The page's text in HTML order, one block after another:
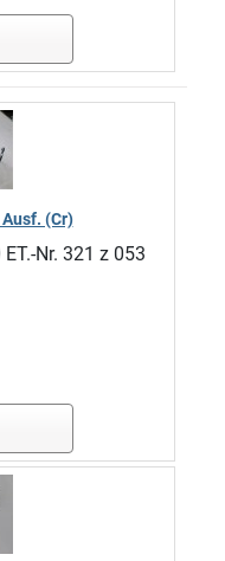
(Cr)
Nr. 321 z 053